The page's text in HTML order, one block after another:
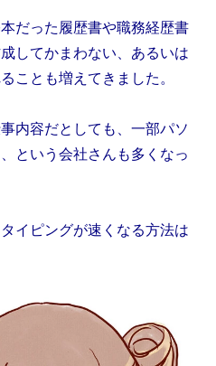
だった履歴書や職務経歴書
してかまわない、あるいは
ことも増えてきました。
内容だとしても、一部パソ
という会社さんも多くなっ
イピングが速くなる方法は